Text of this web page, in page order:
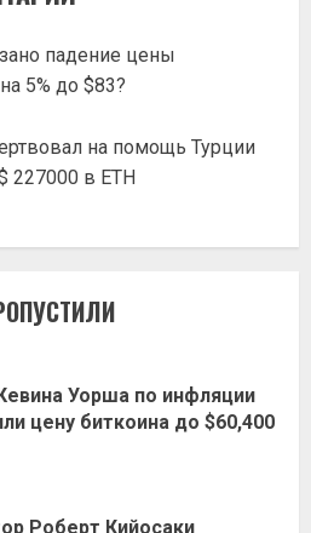
падение цены
5% до $83?
на помощь Турции
227000 в ETH
Уорша по инфляции
цену биткоина до $60,400
Роберт Кийосаки